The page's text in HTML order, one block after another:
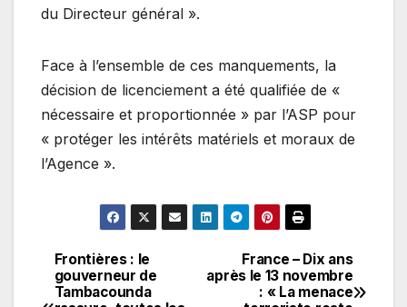
du Directeur général ».
Face à l’ensemble de ces manquements, la
décision de licenciement a été qualifiée de «
nécessaire et proportionnée » par l’ASP pour
« protéger les intérêts matériels et moraux de
l’Agence ».
Navigation
France – Dix ans
après le 13 novembre
: « La menace
Frontières : le
gouverneur de
Tambacounda